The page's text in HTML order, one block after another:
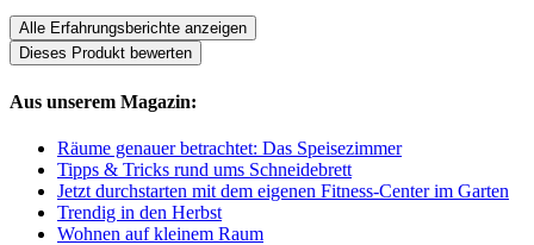
Alle Erfahrungsberichte anzeigen
Dieses Produkt bewerten
Aus unserem Magazin:
Räume genauer betrachtet: Das Speisezimmer
Tipps & Tricks rund ums Schneidebrett
Jetzt durchstarten mit dem eigenen Fitness-Center im Garten
Trendig in den Herbst
Wohnen auf kleinem Raum